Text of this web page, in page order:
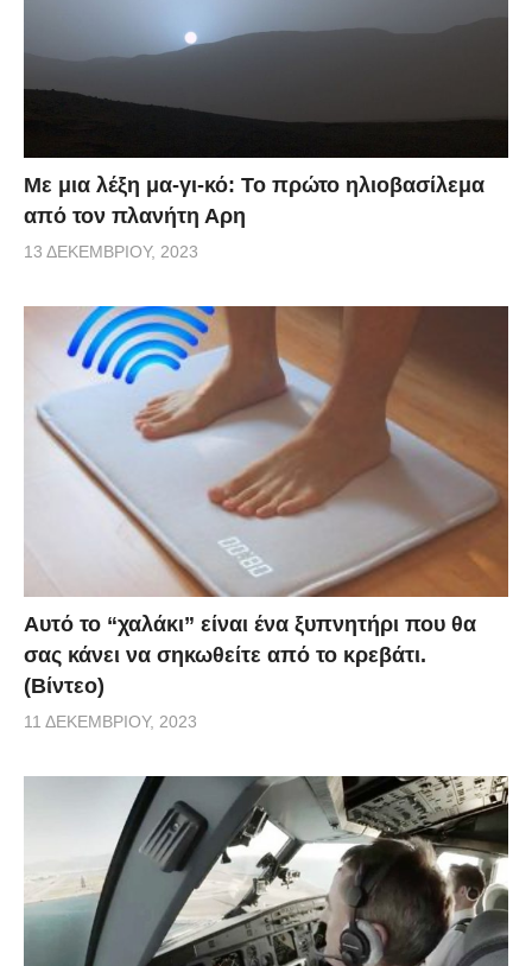
Με μια λέξη μα-γι-κό: Το πρώτο ηλιοβασίλεμα
από τον πλανήτη Αρη
13 ΔΕΚΕΜΒΡΊΟΥ, 2023
Αυτό το “χαλάκι” είναι ένα ξυπνητήρι που θα
σας κάνει να σηκωθείτε από το κρεβάτι.
(Βίντεο)
11 ΔΕΚΕΜΒΡΊΟΥ, 2023